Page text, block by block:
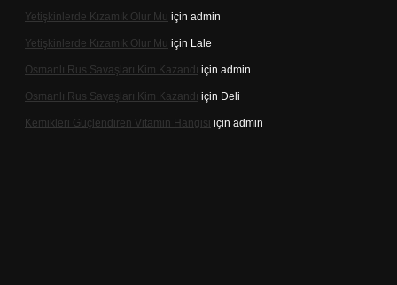
Yetişkinlerde Kızamık Olur Mu için admin
Yetişkinlerde Kızamık Olur Mu için Lale
Osmanlı Rus Savaşları Kim Kazandı için admin
Osmanlı Rus Savaşları Kim Kazandı için Deli
Kemikleri Güçlendiren Vitamin Hangisi için admin